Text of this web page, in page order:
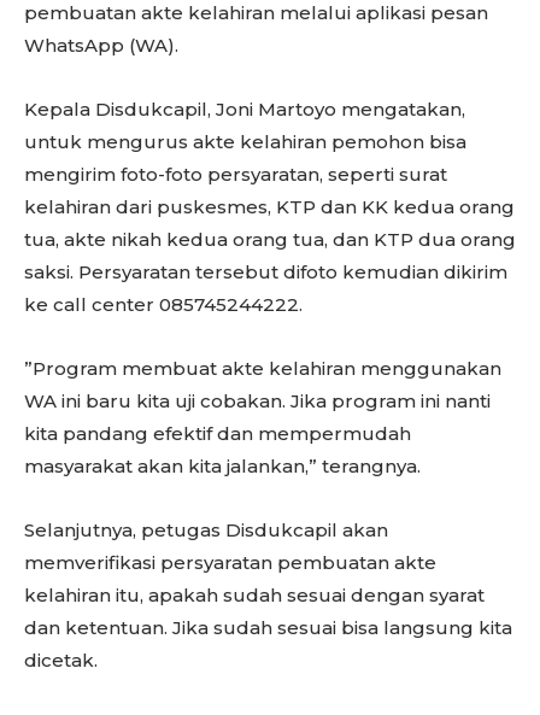
pembuatan akte kelahiran melalui aplikasi pesan
WhatsApp (WA).
Kepala Disdukcapil, Joni Martoyo mengatakan,
untuk mengurus akte kelahiran pemohon bisa
mengirim foto-foto persyaratan, seperti surat
kelahiran dari puskesmes, KTP dan KK kedua orang
tua, akte nikah kedua orang tua, dan KTP dua orang
saksi. Persyaratan tersebut difoto kemudian dikirim
ke call center 085745244222.
”Program membuat akte kelahiran menggunakan
WA ini baru kita uji cobakan. Jika program ini nanti
kita pandang efektif dan mempermudah
masyarakat akan kita jalankan,” terangnya.
Selanjutnya, petugas Disdukcapil akan
memverifikasi persyaratan pembuatan akte
kelahiran itu, apakah sudah sesuai dengan syarat
dan ketentuan. Jika sudah sesuai bisa langsung kita
dicetak.